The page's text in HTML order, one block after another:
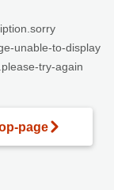
unable-to-display
try-again
page